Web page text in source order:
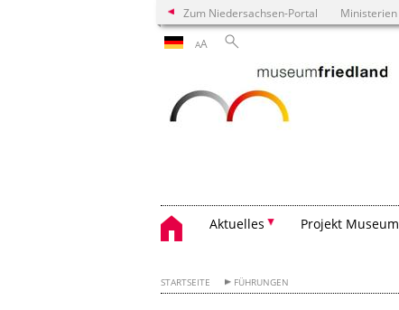
Zum Niedersachsen-Portal Ministerien
AA
Aktuelles Projekt Museum
STARTSEITE FÜHRUNGEN